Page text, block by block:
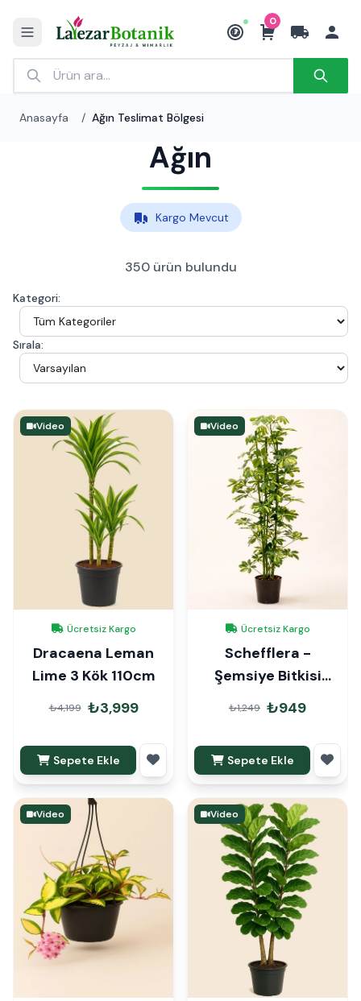
₺
0
Anasayfa / Ağın Teslimat Bölgesi
Ağın
Kargo Mevcut
350 ürün bulundu
Kategori:
Sırala:
Video
Ücretsiz Kargo
Dracaena Leman
Lime 3 Kök 110cm
₺4,199 ₺3,999
Sepete Ekle
Video
Ücretsiz Kargo
Schefflera -
Şemsiye Bitkisi
70cm
₺1,249 ₺949
Sepete Ekle
Video Video